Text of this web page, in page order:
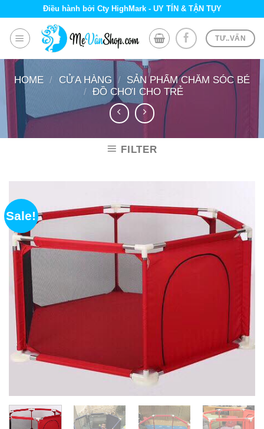
content
Điều hành bởi Cty HighMark - UY TÍN & TẬN TỤY
TƯ..VẤN
HOME / CỬA HÀNG / SẢN PHẨM CHĂM SÓC BÉ
/ ĐỒ CHƠI CHO TRẺ
FILTER
Sale!